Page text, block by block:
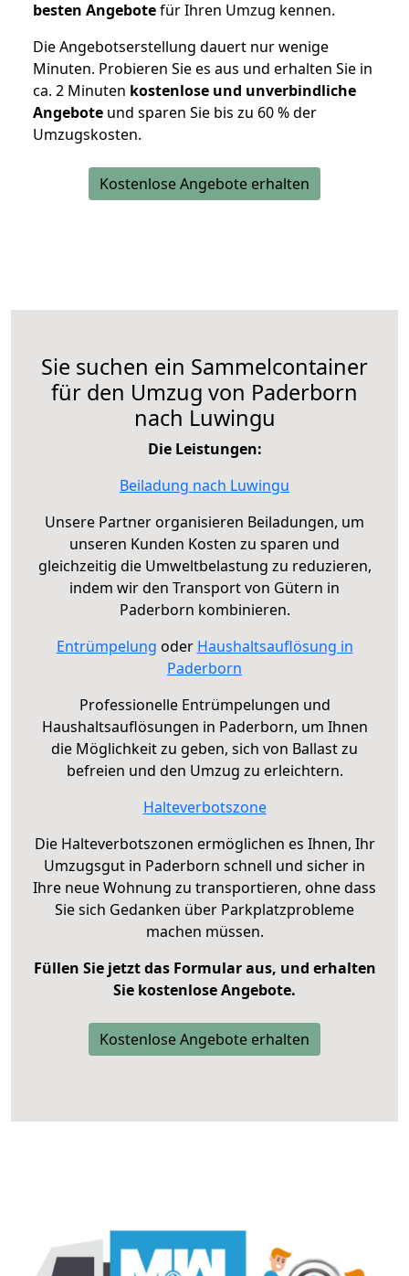
besten Angebotefür Ihren Umzug kennen.
Die Angebotserstellung dauert nur wenige
Minuten. Probieren Sie es aus und erhalten Sie in
ca. 2 Minuten kostenlose und unverbindliche
Angebote und sparen Sie bis zu 60 % der
Umzugskosten.
Kostenlose Angebote erhalten
Sie suchen ein Sammelcontainer
für den Umzug von Paderborn
nach Luwingu
Die Leistungen:
Beiladung nach Luwingu
Unsere Partner organisieren Beiladungen, um
unseren Kunden Kosten zu sparen und
gleichzeitig die Umweltbelastung zu reduzieren,
indem wir den Transport von Gütern in
Paderborn kombinieren.
Entrümpelung oder Haushaltsauflösung in
Paderborn
Professionelle Entrümpelungen und
Haushaltsauflösungen in Paderborn, um Ihnen
die Möglichkeit zu geben, sich von Ballast zu
befreien und den Umzug zu erleichtern.
Halteverbotszone
Die Halteverbotszonen ermöglichen es Ihnen, Ihr
Umzugsgut in Paderborn schnell und sicher in
Ihre neue Wohnung zu transportieren, ohne dass
Sie sich Gedanken über Parkplatzprobleme
machen müssen.
Füllen Sie jetzt das Formular aus, und erhalten
Sie kostenlose Angebote.
Kostenlose Angebote erhalten